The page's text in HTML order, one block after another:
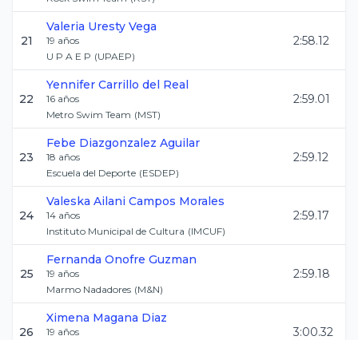
21
Valeria Uresty Vega
19 años
U P A E P (UPAEP)
2:58.12
22
Yennifer Carrillo del Real
16 años
Metro Swim Team (MST)
2:59.01
23
Febe Diazgonzalez Aguilar
18 años
Escuela del Deporte (ESDEP)
2:59.12
24
Valeska Ailani Campos Morales
14 años
Instituto Municipal de Cultura (IMCUF)
2:59.17
25
Fernanda Onofre Guzman
19 años
Marmo Nadadores (M&N)
2:59.18
26
Ximena Magana Diaz
19 años
3:00.32